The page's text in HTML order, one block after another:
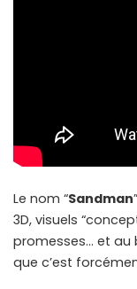
Le nom “Sandman
3D, visuels
promesses… et au
que c’est